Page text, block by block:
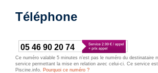
Téléphone
05 46 90 20 74
Ce numéro valable 5 minutes n’est pas le numéro du destinataire
service permettant la mise en relation avec celui-ci. Ce service
Piscine.info. Pourquoi ce numéro ?